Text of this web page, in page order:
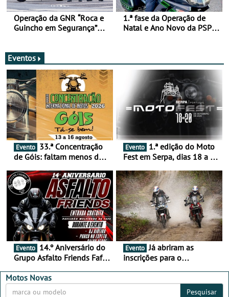
Operação da GNR “Roca e
Guincho em Segurança”
1.ª fase da Operação de
Natal e Ano Novo da PSP e
Eventos
Evento
de Góis: faltam menos de
16 de agosto
Evento
Fest em Serpa, dias 18 a 20
duas rodas invade o Baixo
Alentejo
Evento
Grupo Asfalto Friends Fafe,
2026
Evento Já abriram as
inscrições para o
Motos Novas
Pesquisar